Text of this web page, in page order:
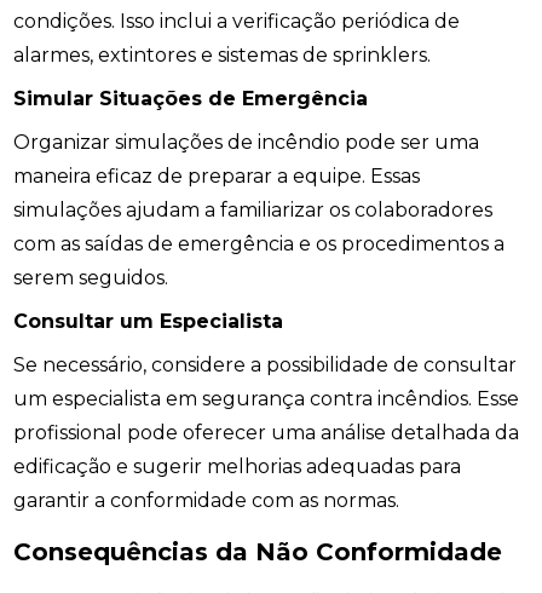
condições. Isso inclui a verificação periódica de
alarmes, extintores e sistemas de sprinklers.
Simular Situações de Emergência
Organizar simulações de incêndio pode ser uma
maneira eficaz de preparar a equipe. Essas
simulações ajudam a familiarizar os colaboradores
com as saídas de emergência e os procedimentos a
serem seguidos.
Consultar um Especialista
Se necessário, considere a possibilidade de consultar
um especialista em segurança contra incêndios. Esse
profissional pode oferecer uma análise detalhada da
edificação e sugerir melhorias adequadas para
garantir a conformidade com as normas.
Consequências da Não Conformidade